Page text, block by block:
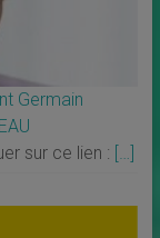
Germain
sur ce lien : […]